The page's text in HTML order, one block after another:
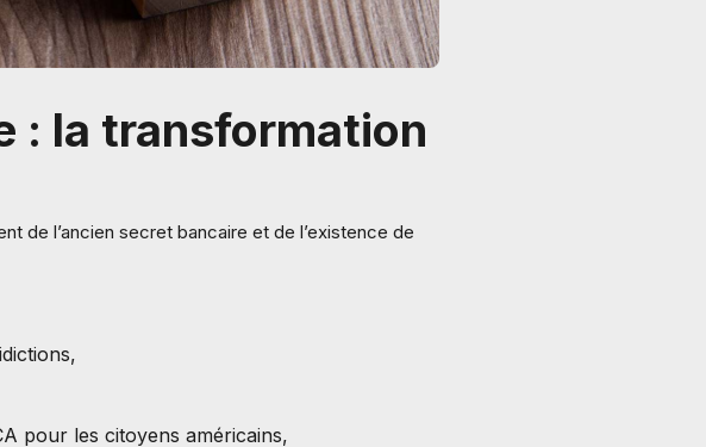
: la transformation
de l’ancien secret bancaire et de l’existence de
pour les citoyens américains,